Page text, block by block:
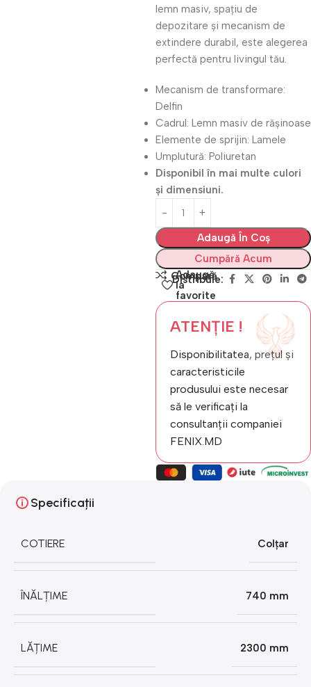
lemn masiv, spațiu de
depozitare și mecanism de
extindere durabil, este alegerea
perfectă pentru livingul tău.
Mecanism de transformare:
Delfin
Cadrul: Lemn masiv de rășinoase
Elemente de sprijin: Lamele
Umplutură: Poliuretan
Disponibil în mai multe culori
și dimensiuni.
Adaugă În Coș
Cumpără Acum
Compară
Adaugă
la
favorite
Distribuie:
ATENȚIE !
Disponibilitatea, prețul și
caracteristicile
produsului este necesar
să le verificați la
consultanții companiei
FENIX.MD
Specificații
COTIERE Colțar
ÎNĂLȚIME 740 mm
LĂȚIME 2300 mm